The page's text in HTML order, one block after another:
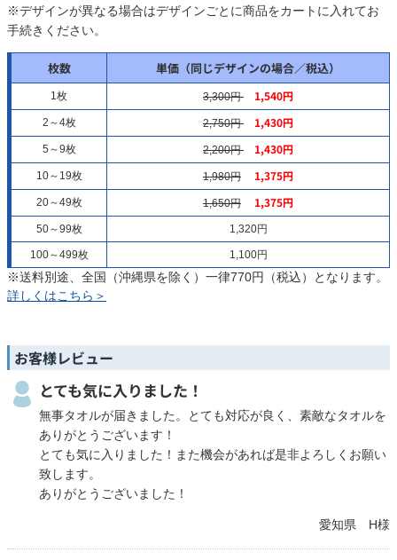
※デザインが異なる場合はデザインごとに商品をカートに入れてお
手続きください。
枚数 単価（同じデザインの場合／税込）
1枚 3,300円 1,540円
2～4枚 2,750円 1,430円
5～9枚 2,200円 1,430円
10～19枚 1,980円 1,375円
20～49枚 1,650円 1,375円
50～99枚 1,320円
100～499枚 1,100円
※送料別途、全国（沖縄県を除く）一律770円（税込）となります。
詳しくはこちら＞
お客様レビュー
とても気に入りました！
無事タオルが届きました。とても対応が良く、素敵なタオルを
ありがとうございます！
とても気に入りました！また機会があれば是非よろしくお願い
致します。
ありがとうございました！
愛知県 H様